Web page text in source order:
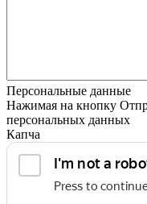
Персональные данные
Нажимая на кнопку
персональных данных
Капча